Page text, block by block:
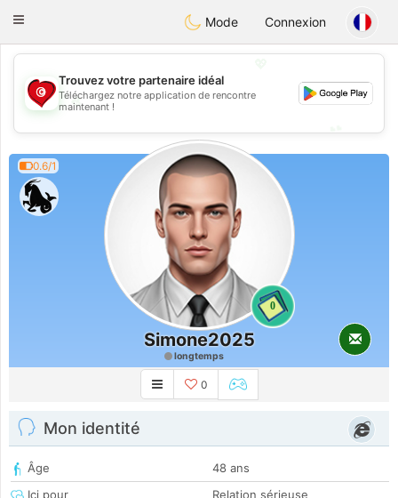
Tunisia Dating
Toggle
Mode Connexion
💖
💕
Trouvez votre partenaire idéal
Téléchargez notre application de rencontre
maintenant !
0.6/1
0
Simone2025
longtemps
0
Mon identité
Âge
48 ans
Ici pour
Relation sérieuse